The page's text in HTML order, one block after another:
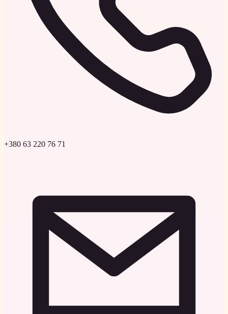
+380 63 220 76 71